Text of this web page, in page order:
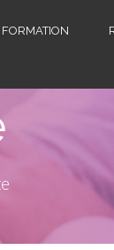
FORMATION